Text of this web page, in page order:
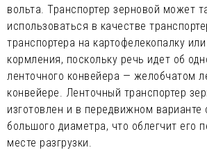
вольта. Транспортер зерновой может
использоваться в качестве
транспортера на картофелекопалку
кормления, поскольку речь идет об
ленточного конвейера — желобчатом
конвейере. Ленточный транспортер
изготовлен и в передвижном варианте
большого диаметра, что облегчит его
месте разгрузки.